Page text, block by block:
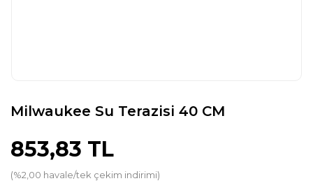
Milwaukee Su Terazisi 40 CM
853,83 TL
(%2,00 havale/tek çekim indirimi)